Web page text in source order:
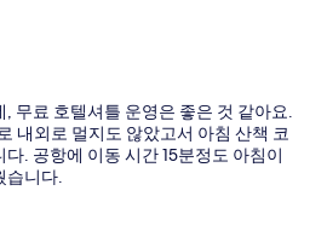
무료 호텔셔틀 운영은 좋은 것 같아요.
내외로 멀지도 않았고서 아침 산책 코
. 공항에 이동 시간 15분정도 아침이
습니다.